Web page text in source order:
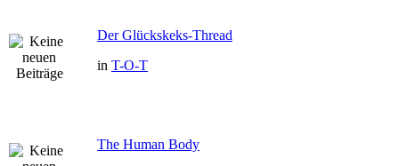
Der Glückskeks-Thread
in T-O-T
The Human Body